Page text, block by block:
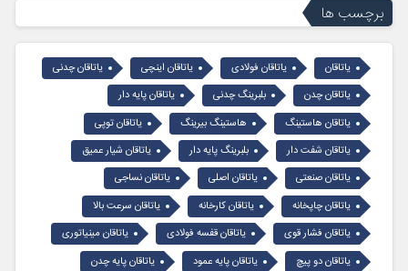
برچسب ها
یاتاقان یاتاقان فولادی یاتاقان اینچی
یاتاقان چدنی
یاتاقان چدن
بلبرینگ چدنی
یاتاقان پایه دار
یاتاقان هاستینگ
هاستینگ بیرینگ
یاتاقان توپی
یاتاقان شفت دار
بلبرینگ پایه دار
یاتاقان شیار عمیق
یاتاقان صنعتی
یاتاقان اصلی
یاتاقان نساجی
یاتاقان چاپخانه
یاتاقان کارخانه
یاتاقان سرعت بالا
یاتاقان فشار قوی
یاتاقان قفسه فولادی
یاتاقان مینیاتوری
یاتاقان دو پیچ
یاتاقان پایه عمود
یاتاقان پایه چدن